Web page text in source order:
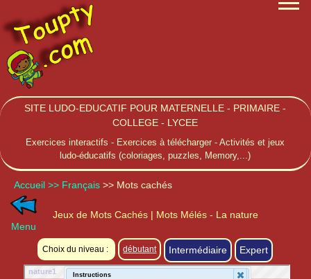
SITE LUDO-EDUCATIF POUR MATERNELLE - PRIMAIRE -
COLLEGE - LYCEE
Exercices interactifs - Exercices à télécharger - Activités et jeux
ludo-éducatifs (coloriages, puzzles, Memory,...)
Accueil >> Français >> Mots cachés
Menu
Jeux de Mots Cachés | Mots Mélés - La nature
Choix du niveau : débutant Intermédiaire Expert